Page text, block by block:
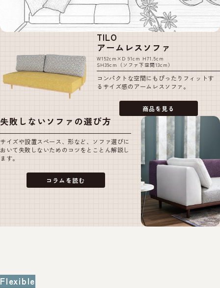
TILO
アームレスソファ
W152cm×D 91cm H71.5cm
SH39cm（ソファ下空間13cm）
コンパクトな空間にもぴったりフィットす
るサイズ感のアームレスソファ。
商品を見る
失敗しない ソファの選び方
サイズや設置スペース、形など、ソファ選びに
おいて失敗しないためのコツをとことん解説し
ます。
コラムを読む
Flexible